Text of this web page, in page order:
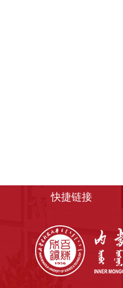
快捷链接